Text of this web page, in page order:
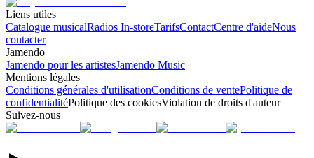
Liens utiles
Catalogue musicalRadios In-storeTarifsContactCentre d'aideNous
contacter
Jamendo
Jamendo pour les artistesJamendo Music
Mentions légales
Conditions générales d'utilisationConditions de ventePolitique de
confidentialitéPolitique des cookiesViolation de droits d'auteur
Suivez-nous